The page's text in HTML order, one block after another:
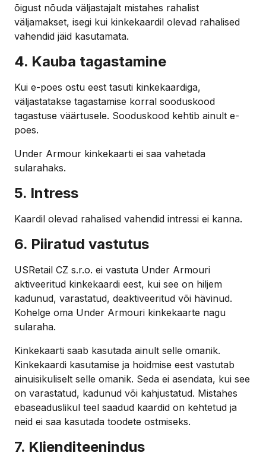
õigust nõuda väljastajalt mistahes rahalist
väljamakset, isegi kui kinkekaardil olevad rahalised
vahendid jäid kasutamata.
4. Kauba tagastamine
Kui e-poes ostu eest tasuti kinkekaardiga,
väljastatakse tagastamise korral sooduskood
tagastuse väärtusele. Sooduskood kehtib ainult e-
poes.
Under Armour kinkekaarti ei saa vahetada
sularahaks.
5. Intress
Kaardil olevad rahalised vahendid intressi ei kanna.
6. Piiratud vastutus
USRetail CZ s.r.o. ei vastuta Under Armouri
aktiveeritud kinkekaardi eest, kui see on hiljem
kadunud, varastatud, deaktiveeritud või hävinud.
Kohelge oma Under Armouri kinkekaarte nagu
sularaha.
Kinkekaarti saab kasutada ainult selle omanik.
Kinkekaardi kasutamise ja hoidmise eest vastutab
ainuisikuliselt selle omanik. Seda ei asendata, kui see
on varastatud, kadunud või kahjustatud. Mistahes
ebaseaduslikul teel saadud kaardid on kehtetud ja
neid ei saa kasutada toodete ostmiseks.
7. Klienditeenindus